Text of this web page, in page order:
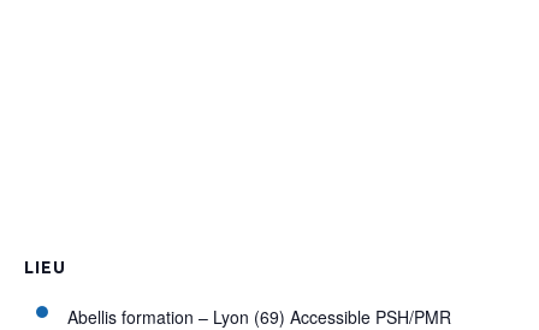
LIEU
Abellis formation – Lyon (69) Accessible PSH/PMR